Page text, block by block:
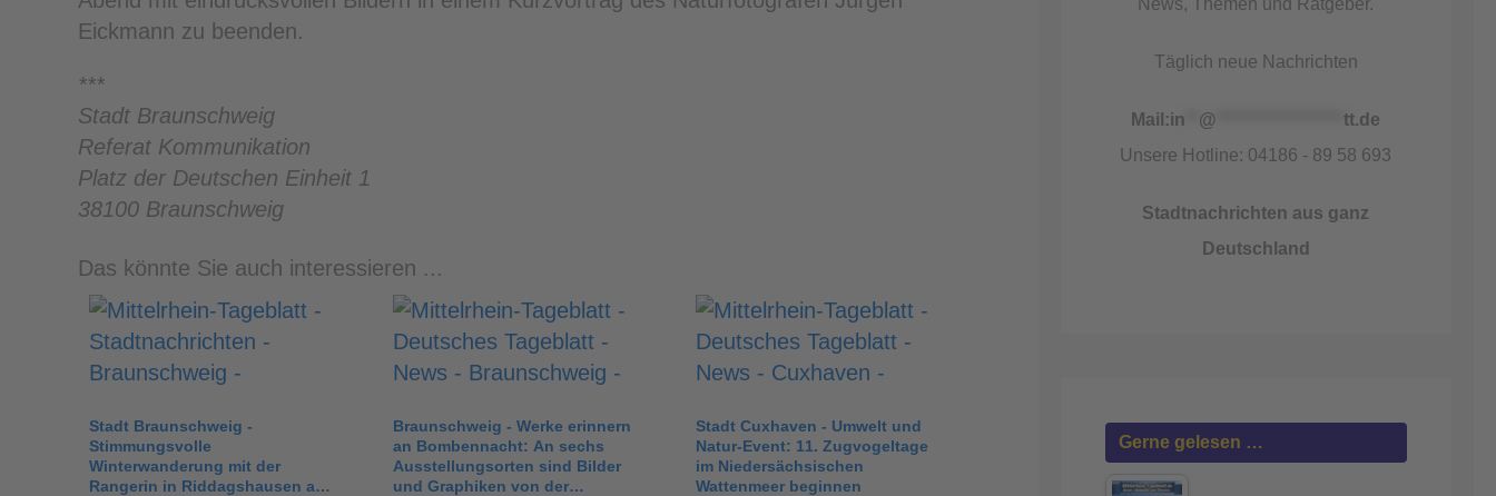
Eickmann zu beenden.
***
Stadt Braunschweig
Referat Kommunikation
Platz der Deutschen Einheit 1
38100 Braunschweig
Das könnte Sie auch interessieren ...
Stadt Braunschweig -
Stimmungsvolle
Winterwanderung mit der
Rangerin in Riddagshausen am
Braunschweig - Werke erinnern
an Bombennacht: An sechs
Ausstellungsorten sind Bilder
und Graphiken von der…
Stadt Cuxhaven - Umwelt und
Natur-Event: 11. Zugvogeltage
im Niedersächsischen
Wattenmeer beginnen
News, Themen und Ratgeber.
Täglich neue Nachrichten
Mail:in @ *******************tt.de
Unsere Hotline: 04186 - 89 58 693
Stadtnachrichten aus ganz
Deutschland
Gerne gelesen …